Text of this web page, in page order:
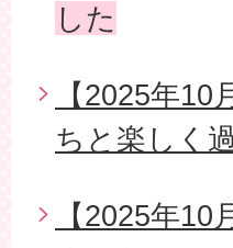
した
【2025年
ちと楽しく
【2025年